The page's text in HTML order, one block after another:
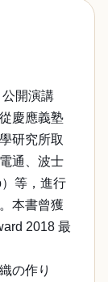
開演講
慶應義塾
研究所取
通、波士
等，進行
本書曾獲
2018 最
の作り